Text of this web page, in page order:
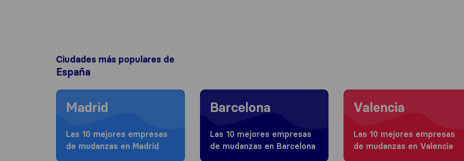
Ciudades más populares de
España
Moving to Madrid
Madrid
Las 10 mejores empresas
de mudanzas en Madrid
Moving to Barcelona
Barcelona
Las 10 mejores empresas
de mudanzas en Barcelona
Moving to Valencia
Valencia
Las 10 mejores empresas
de mudanzas en Valencia